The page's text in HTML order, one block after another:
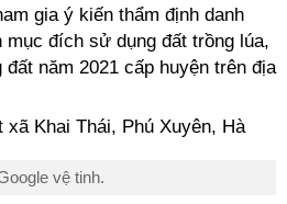
gia ý kiến thẩm định danh
mục đích sử dụng đất trồng lúa,
năm 2021 cấp huyện trên địa
vệ tinh.